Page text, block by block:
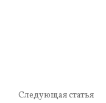
Следующая статья